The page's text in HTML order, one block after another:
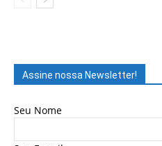
Assine nossa Newsletter!
Seu Nome